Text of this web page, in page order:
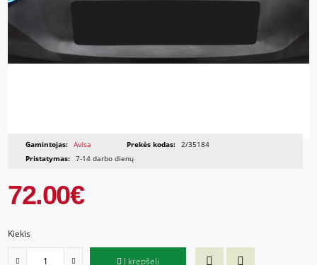
Gamintojas: Avisa Prekės kodas: 2/35184
Pristatymas: 7-14 darbo dienų
72.00€
Kiekis
Į krepšelį